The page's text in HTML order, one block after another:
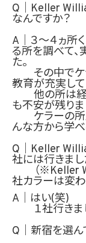
Q｜Keller
なんですか？
A｜３～４ヵ所
る所を調べて、
た。
その中でケラ
教育が充実して
他の所は経
も不安が残りま
ケラーの所
んな方から学べ
Q｜ Keller
社には行きまし
（※Keller
社カラーは変わ
A｜はい(笑)
１社行きま
Q｜新宿を選ん